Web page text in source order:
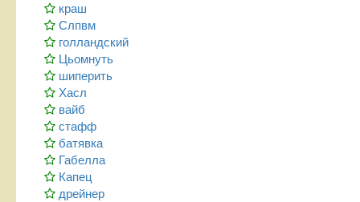
краш
Слпвм
голландский
Цьомнуть
шиперить
Хасл
вайб
стафф
батявка
Габелла
Капец
дрейнер